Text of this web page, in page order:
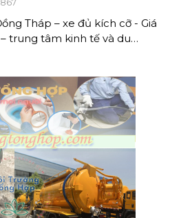
Tháp – xe đủ kích cỡ - Giá
trung tâm kinh tế và du…